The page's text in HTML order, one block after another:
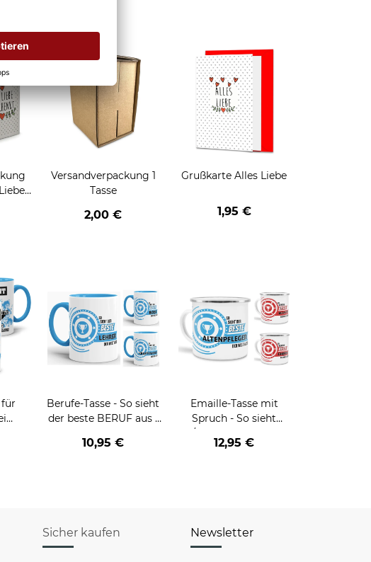
Versandverpackung 1
Tasse
2,00 €
Grußkarte Alles Liebe
1,95 €
für
Berufe-Tasse - So sieht
der beste BERUF aus -
Männer - Hellblau
10,95 €
Emaille-Tasse mit
Spruch - So sieht
- aus
12,95 €
Sicher kaufen Newsletter